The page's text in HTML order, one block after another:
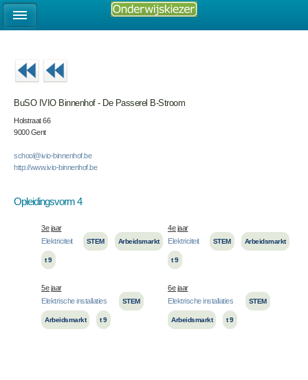
BuSO IVIO Binnenhof - De Passerel B-Stroom
Holstraat 66
9000 Gent
school@ivio-binnenhof.be
http://www.ivio-binnenhof.be
Opleidingsvorm 4
3e jaar
4e jaar
Elektriciteit
STEM Arbeidsmarkt
t 9
Elektriciteit STEM Arbeidsmarkt
t 9
5e jaar
6e jaar
Elektrische installaties
STEM
Arbeidsmarkt t 9
Elektrische installaties STEM
Arbeidsmarkt t 9